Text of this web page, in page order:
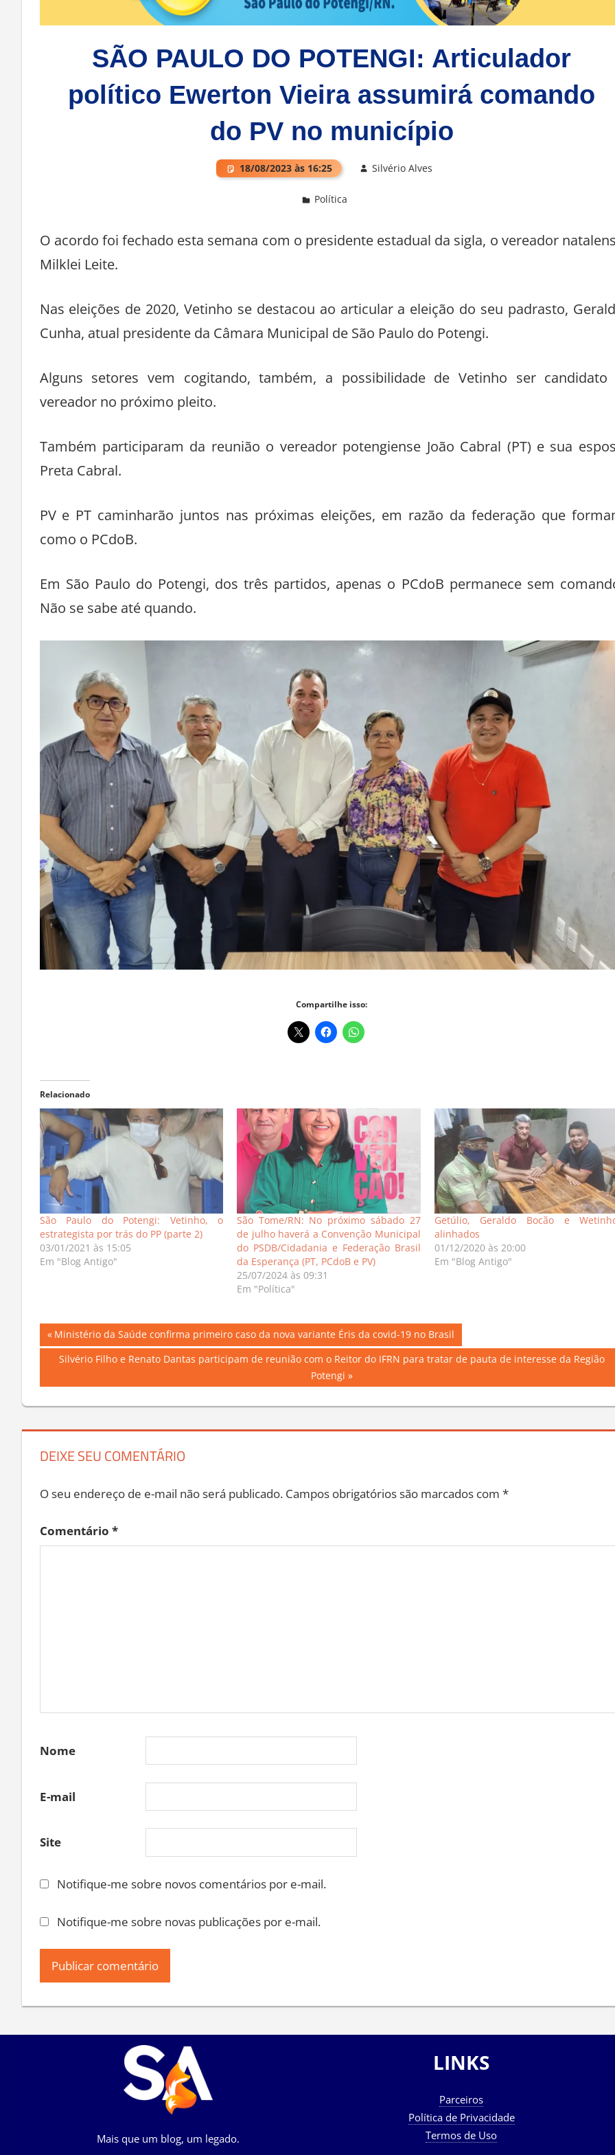
SÃO PAULO DO POTENGI: Articulador
político Ewerton Vieira assumirá comando
do PV no município
18/08/2023 às 16:25 Silvério Alves
Política
O acordo foi fechado esta semana com o presidente estadual da sigla, o vereador
Milklei Leite.
Nas eleições de 2020, Vetinho se destacou ao articular a eleição do seu padrasto,
Cunha, atual presidente da Câmara Municipal de São Paulo do Potengi.
Alguns setores vem cogitando, também, a possibilidade de Vetinho ser candidato
vereador no próximo pleito.
Também participaram da reunião o vereador potengiense João Cabral (PT) e sua
Preta Cabral.
PV e PT caminharão juntos nas próximas eleições, em razão da federação que
como o PCdoB.
Em São Paulo do Potengi, dos três partidos, apenas o PCdoB permanece sem
Não se sabe até quando.
Compartilhe isso:
Relacionado
São Paulo do Potengi: Vetinho, o
estrategista por trás do PP (parte 2)
03/01/2021 às 15:05
Em "Blog Antigo"
São Tome/RN: No próximo sábado 27
de julho haverá a Convenção Municipal
do PSDB/Cidadania e Federação Brasil
da Esperança (PT, PCdoB e PV)
25/07/2024 às 09:31
Em "Política"
Getúlio, Geraldo Bocão e
alinhados
01/12/2020 às 20:00
Em "Blog Antigo"
Navegação
de
Post
Previous
Post:
Ministério da Saúde confirma primeiro caso da nova variante Éris da covid-19 no Brasil
Next
Silvério Filho e Renato Dantas participam de reunião com o Reitor do IFRN para tratar de pauta de interesse da Região
Potengi
DEIXE SEU COMENTÁRIO
O seu endereço de e-mail não será publicado. Campos obrigatórios são marcados com *
Comentário *
Nome
E-mail
Site
Notifique-me sobre novos comentários por e-mail.
Notifique-me sobre novas publicações por e-mail.
Mais que um blog, um legado.
LINKS
Parceiros
Política de Privacidade
Termos de Uso